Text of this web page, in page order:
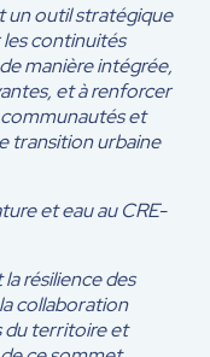
un outil stratégique
les continuités
manière intégrée,
et à renforcer
et
transition urbaine
et eau au CRE-
résilience des
collaboration
du territoire et